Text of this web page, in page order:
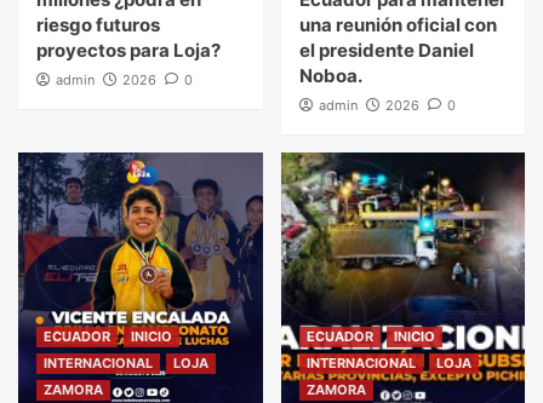
riesgo futuros
proyectos para Loja?
admin 2026 0
una reunión oficial con
el presidente Daniel
Noboa.
admin 2026 0
ECUADOR
INICIO
INTERNACIONAL
LOJA
ZAMORA
ECUADOR
INICIO
INTERNACIONAL
LOJA
ZAMORA